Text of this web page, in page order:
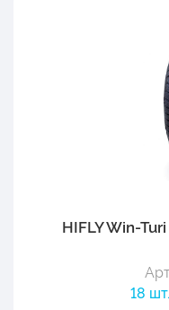
HIFLY Win-
18